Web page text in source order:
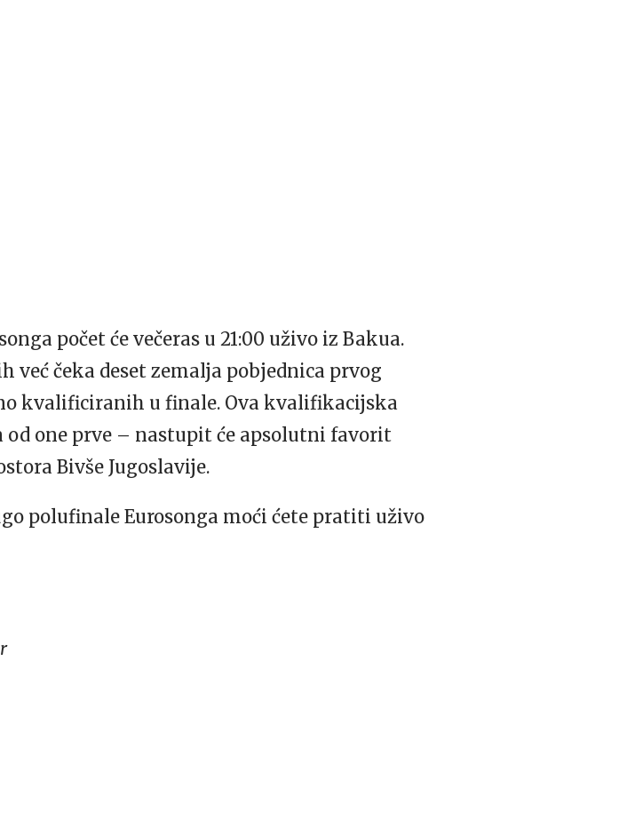
počet će večeras u 21:00 uživo iz Bakua.
već čeka deset zemalja pobjednica prvog
kvalificiranih u finale. Ova kvalifikacijska
od one prve – nastupit će apsolutni favorit
Bivše Jugoslavije.
polufinale Eurosonga moći ćete pratiti uživo